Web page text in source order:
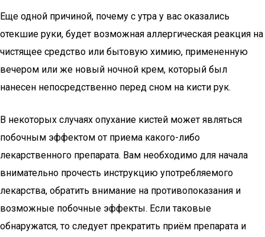
Еще одной причиной, почему с утра у вас оказались
отекшие руки, будет возможная аллергическая реакция на
чистящее средство или бытовую химию, примененную
вечером или же новый ночной крем, который был
нанесен непосредственно перед сном на кисти рук.
В некоторых случаях опухание кистей может являться
побочным эффектом от приема какого-либо
лекарственного препарата. Вам необходимо для начала
внимательно прочесть инструкцию употребляемого
лекарства, обратить внимание на противопоказания и
возможные побочные эффекты. Если таковые
обнаружатся, то следует прекратить приём препарата и